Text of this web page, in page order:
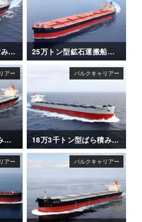
18万3千トン型ばら積み運搬船「CAPE OASIS」 25万トン型鉱石運搬船「NSU XANADU」
9万9千トン型ばら積み運搬船「OI MARU (大井丸)」 18万3千トン型ばら積み運搬船「CAPE CLOVER」